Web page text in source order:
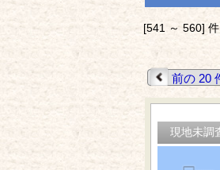
[541 ～ 560]
前の 20
現地未調